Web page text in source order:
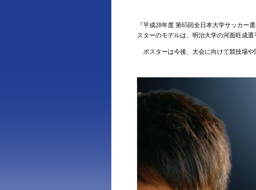
『平成28年度 第65回全日本大学サッカ
スターのモデルは、明治大学の河面旺成選
ポスターは今後、大会に向けて競技場や